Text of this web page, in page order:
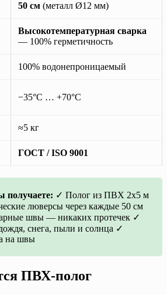
50 см (металл Ø12 мм)
Высокотемпературная сварка
— 100% герметичность
100% водонепроницаемый
−35°C … +70°C
≈5 кг
ГОСТ / ISO 9001
получаете: ✓ Полог из ПВХ 2х5 м
люверсы через каждые 50 см
швы — никаких протечек ✓
снега, пыли и солнца ✓
на швы
ПВХ-полог